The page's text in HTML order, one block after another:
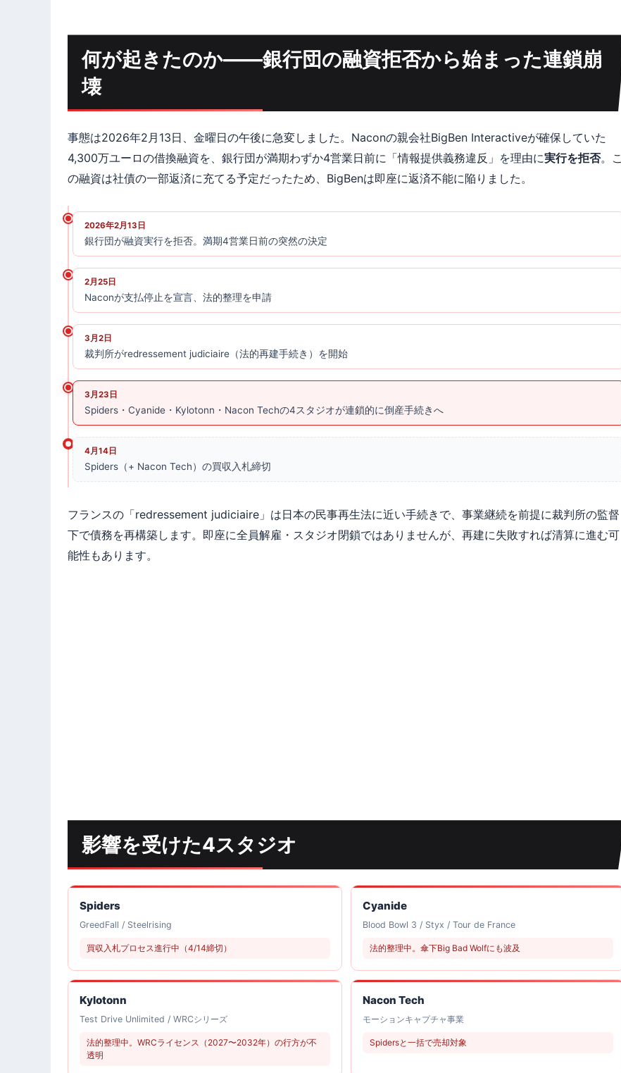
何が起きたのか——銀行団の融資拒否から始まった連鎖崩
壊
事態は2026年2月13日、金曜日の午後に急変しました。Naconの親会社BigBen Interactiveが確保していた
4,300万ユーロの借換融資を、銀行団が満期わずか4営業日前に「情報提供義務違反」を理由に実行を拒否。こ
の融資は社債の一部返済に充てる予定だったため、BigBenは即座に返済不能に陥りました。
2026年2月13日
銀行団が融資実行を拒否。満期4営業日前の突然の決定
2月25日
Naconが支払停止を宣言、法的整理を申請
3月2日
裁判所がredressement judiciaire（法的再建手続き）を開始
3月23日
Spiders・Cyanide・Kylotonn・Nacon Techの4スタジオが連鎖的に倒産手続きへ
4月14日
Spiders（+ Nacon Tech）の買収入札締切
フランスの「redressement judiciaire」は日本の民事再生法に近い手続きで、事業継続を前提に裁判所の監督
下で債務を再構築します。即座に全員解雇・スタジオ閉鎖ではありませんが、再建に失敗すれば清算に進む可
能性もあります。
影響を受けた4スタジオ
Spiders
GreedFall / Steelrising
買収入札プロセス進行中（4/14締切）
Cyanide
Blood Bowl 3 / Styx / Tour de France
法的整理中。傘下Big Bad Wolfにも波及
Kylotonn
Test Drive Unlimited / WRCシリーズ
法的整理中。WRCライセンス（2027〜2032年）の行方が不
透明
Nacon Tech
モーションキャプチャ事業
Spidersと一括で売却対象